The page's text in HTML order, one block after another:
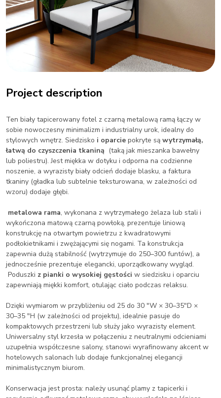
Project description
Ten biały tapicerowany fotel z czarną metalową ramą łączy w
sobie nowoczesny minimalizm i industrialny urok, idealny do
stylowych wnętrz. Siedzisko i oparcie pokryte są wytrzymałą,
łatwą do czyszczenia tkaniną (taką jak mieszanka bawełny
lub poliestru). Jest miękka w dotyku i odporna na codzienne
noszenie, a wyrazisty biały odcień dodaje blasku, a faktura
tkaniny (gładka lub subtelnie teksturowana, w zależności od
wzoru) dodaje głębi.
metalowa rama, wykonana z wytrzymałego żelaza lub stali i
wykończona matową czarną powłoką, prezentuje liniową
konstrukcję na otwartym powietrzu z kwadratowymi
podłokietnikami i zwężającymi się nogami. Ta konstrukcja
zapewnia dużą stabilność (wytrzymuje do 250–300 funtów), a
jednocześnie prezentuje elegancki, uporządkowany wygląd.
Poduszki z pianki o wysokiej gęstości w siedzisku i oparciu
zapewniają miękki komfort, otulając ciało podczas relaksu.
Dzięki wymiarom w przybliżeniu od 25 do 30 "W × 30–35"D ×
30–35 "H (w zależności od projektu), idealnie pasuje do
kompaktowych przestrzeni lub służy jako wyrazisty element.
Uniwersalny styl krzesła w połączeniu z neutralnymi odcieniami
uzupełnia współczesne salony, stanowi wyrafinowany akcent w
hotelowych salonach lub dodaje funkcjonalnej elegancji
minimalistycznym biurom.
Konserwacja jest prosta: należy usunąć plamy z tapicerki i